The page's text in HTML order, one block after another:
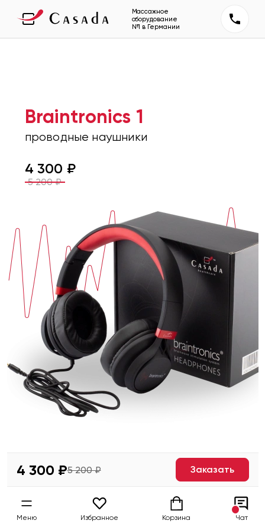
Массажное
оборудование
№1 в Германии
Braintronics 1
проводные наушники
4 300 ₽
5 200₽
4 300 ₽5 200 ₽ Заказать
Меню Избранное Корзина Чат